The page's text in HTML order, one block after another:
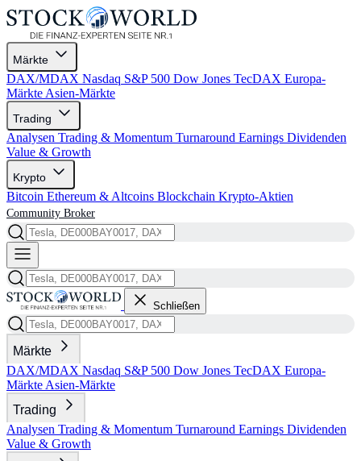
Märkte
DAX/MDAX Nasdaq S&P 500 Dow Jones TecDAX Europa-
Märkte Asien-Märkte
Trading
Analysen Trading & Momentum Turnaround Earnings Dividenden
Value & Growth
Krypto
Bitcoin Ethereum & Altcoins Blockchain Krypto-Aktien
Community Broker
Schließen
Märkte
DAX/MDAX Nasdaq S&P 500 Dow Jones TecDAX Europa-
Märkte Asien-Märkte
Trading
Analysen Trading & Momentum Turnaround Earnings Dividenden
Value & Growth